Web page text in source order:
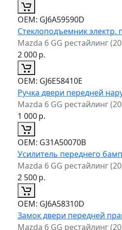
ОЕМ: GJ6A59590D
Стеклоподъемник электр.
Mazda 6 GG рестайлинг
2 000р.
ОЕМ: GJ6E58410E
Ручка двери передней
Mazda 6 GG рестайлинг
1 000р.
ОЕМ: G31A50070B
Усилитель переднего
Mazda 6 GG рестайлинг
2 500р.
ОЕМ: GJ6A58310D
Замок двери передней
Mazda 6 GG рестайлинг